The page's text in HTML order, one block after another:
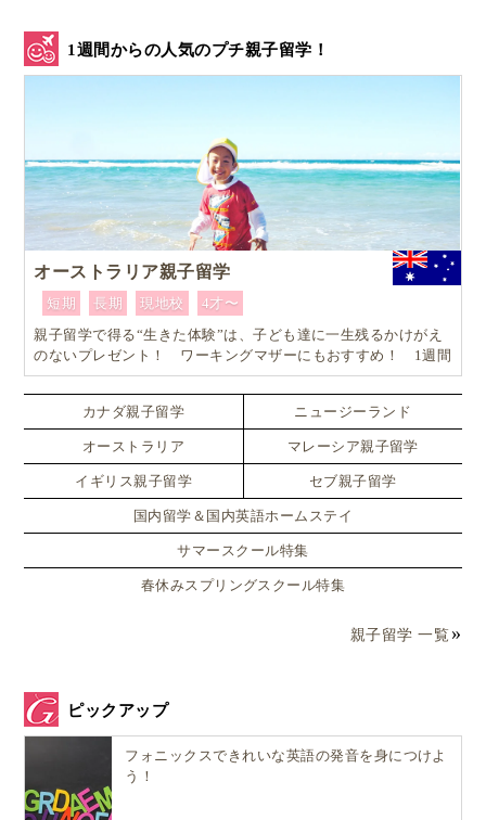
1週間からの人気のプチ親子留学！
オーストラリア親子留学
短期 長期 現地校
4才〜
親子留学で得る“生きた体験”は、子ども達に一生残るかけがえ
のないプレゼント！ ワーキングマザーにもおすすめ！ 1週間
からはじめるオーストラリア親子留学
カナダ親子留学 ニュージーランド
オーストラリア マレーシア親子留学
イギリス親子留学 セブ親子留学
国内留学＆国内英語ホームステイ
サマースクール特集
春休みスプリングスクール特集
親子留学 一覧
ピックアップ
フォニックスできれいな英語の発音を身につけよ
う！